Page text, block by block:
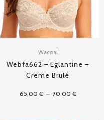
Wacoal
Webfa662 – Eglantine –
Creme Brulé
65,00€ – 70,00€